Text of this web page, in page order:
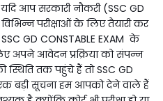
यदि आप सरकारी नौकरी (SSC GD
परीक्षाओं के लिए तैयारी कर
GD CONSTABLE EXAM के
अपने आवेदन प्रक्रिया को संपन्न
तक पहुंचे हैं तो SSC GD
बड़ी सूचना हम आपको देने वाले हैं